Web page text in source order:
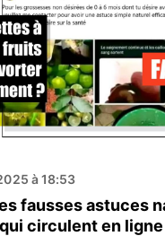
à 18:53
fausses astuces
circulent en ligne